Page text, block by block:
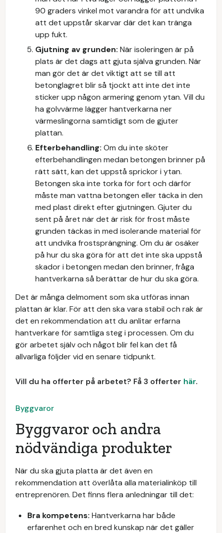
90 graders vinkel mot varandra för att undvika
att det uppstår skarvar där det kan tränga
upp fukt.
Gjutning av grunden: När isoleringen är på
plats är det dags att gjuta själva grunden. När
man gör det är det viktigt att se till att
betonglagret blir så tjockt att inte det inte
sticker upp någon armering genom ytan. Vill du
ha golvvärme lägger hantverkarna ner
värmeslingorna samtidigt som de gjuter
plattan.
Efterbehandling: Om du inte sköter
efterbehandlingen medan betongen brinner på
rätt sätt, kan det uppstå sprickor i ytan.
Betongen ska inte torka för fort och därför
måste man vattna betongen eller täcka in den
med plast direkt efter gjutningen. Gjuter du
sent på året när det är risk för frost måste
grunden täckas in med isolerande material för
att undvika frostsprängning. Om du är osäker
på hur du ska göra för att det inte ska uppstå
skador i betongen medan den brinner, fråga
hantverkarna så berättar de hur du ska göra.
Det är många delmoment som ska utföras innan
plattan är klar. För att den ska vara stabil och rak är
det en rekommendation att du anlitar erfarna
hantverkare för samtliga steg i processen. Om du
gör arbetet själv och något blir fel kan det få
allvarliga följder vid en senare tidpunkt.
Vill du ha offerter på arbetet? Få 3 offerter här.
Byggvaror
Byggvaror och andra
nödvändiga produkter
När du ska gjuta platta är det även en
rekommendation att överlåta alla materialinköp till
entreprenören. Det finns flera anledningar till det:
Bra kompetens: Hantverkarna har både
erfarenhet och en bred kunskap när det gäller